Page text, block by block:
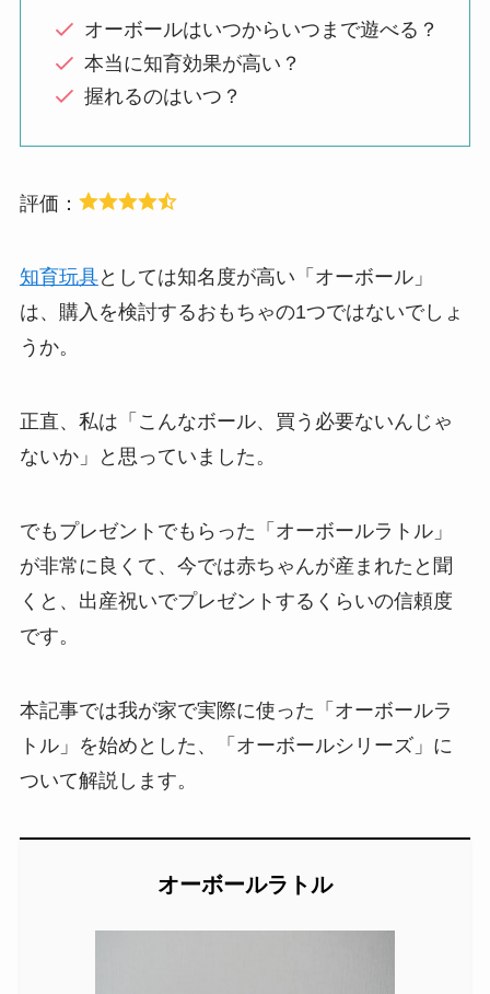
オーボールはいつからいつまで遊べる？
本当に知育効果が高い？
握れるのはいつ？
評価：
知育玩具としては知名度が高い「オーボール」
は、購入を検討するおもちゃの1つではないでしょ
うか。
正直、私は「こんなボール、買う必要ないんじゃ
ないか」と思っていました。
でもプレゼントでもらった「オーボールラトル」
が非常に良くて、今では赤ちゃんが産まれたと聞
くと、出産祝いでプレゼントするくらいの信頼度
です。
本記事では我が家で実際に使った「オーボールラ
トル」を始めとした、「オーボールシリーズ」に
ついて解説します。
オーボールラトル